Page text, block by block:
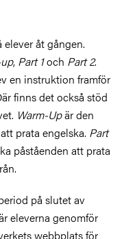
åt gången.
, Part 1och Part 2.
en instruktion framför
finns det också stöd
Warm-Upär den
prata engelska. Part
påståenden att prata
på slutet av
eleverna genomför
webbplats för